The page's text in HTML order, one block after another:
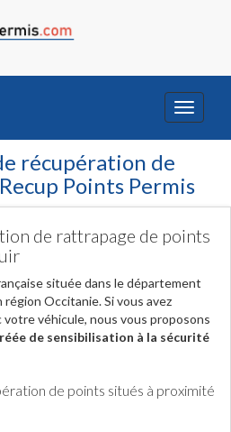
Toggle
récupération de
Points Permis
de rattrapage de points
située dans le département
Occitanie. Si vous avez
véhicule, nous vous proposons
de sensibilisation à la sécurité
de points situés à proximité